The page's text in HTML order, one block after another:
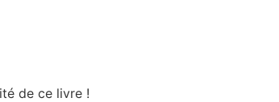
de ce livre !